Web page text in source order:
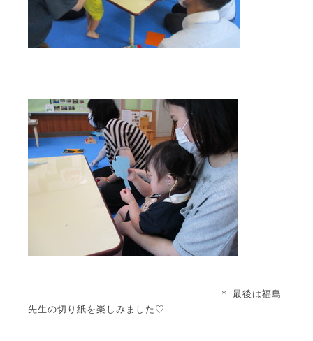
＊ 最後は福島
先生の切り紙を楽しみました♡